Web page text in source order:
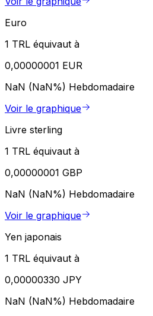
Euro
1 TRL équivaut à
0,00000001 EUR
NaN (NaN%) Hebdomadaire
Voir le graphique
Livre sterling
1 TRL équivaut à
0,00000001 GBP
NaN (NaN%) Hebdomadaire
Voir le graphique
Yen japonais
1 TRL équivaut à
0,00000330 JPY
NaN (NaN%) Hebdomadaire